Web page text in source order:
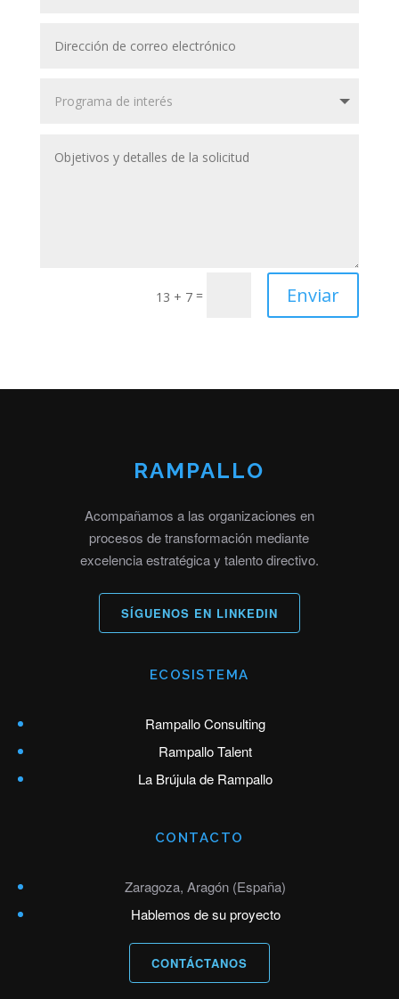
13 + 7 = Enviar
RAMPALLO
Acompañamos a las organizaciones en
procesos de transformación mediante
excelencia estratégica y talento directivo.
SÍGUENOS EN LINKEDIN
ECOSISTEMA
Rampallo Consulting
Rampallo Talent
La Brújula de Rampallo
CONTACTO
Zaragoza, Aragón (España)
Hablemos de su proyecto
CONTÁCTANOS